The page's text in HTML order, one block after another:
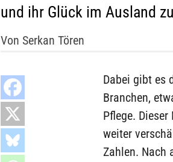
und ihr Glück im Ausland
Von Serkan Tören
Dabei gibt es
Branchen,
Pflege.
weiter
Zahlen. Nach